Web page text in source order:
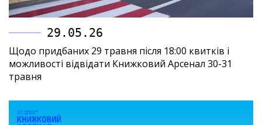
29.05.26
Щодо придбаних 29 травня після 18:00 квитків і
можливості відвідати Книжковий Арсенал 30-31
травня